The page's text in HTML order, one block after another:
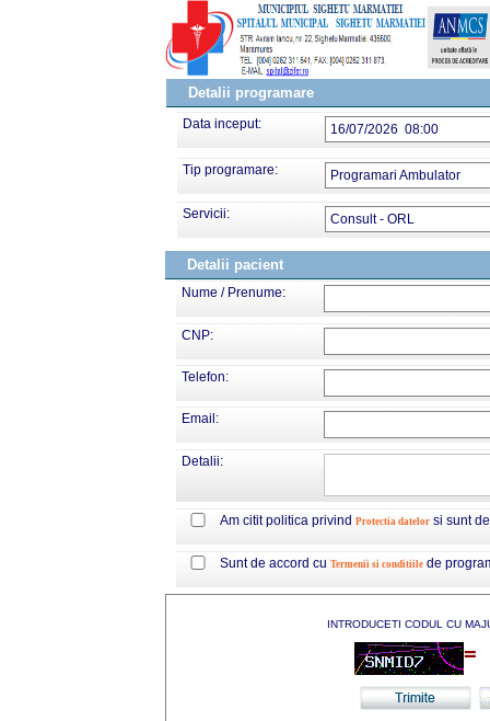
Detalii programare
Data inceput: 16/07/2026 08:00
Tip programare: Programari Ambulator
Servicii: Consult - ORL
Detalii pacient
Nume / Prenume:
CNP:
Telefon:
Email:
Detalii:
Am citit politica privind Protectia datelor si sunt
Sunt de accord cu Termenii si conditiile de
INTRODUCETI CODUL CU
=